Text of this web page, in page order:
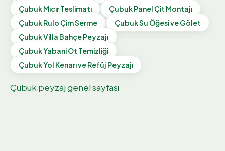
ÇubukMıcır Teslimatı ÇubukPanel Çit Montajı
ÇubukRulo Çim Serme ÇubukSu Öğesi ve Gölet
ÇubukVilla Bahçe Peyzajı
ÇubukYabani Ot Temizliği
ÇubukYol Kenarı ve Refüj Peyzajı
Çubuk peyzaj genel sayfası